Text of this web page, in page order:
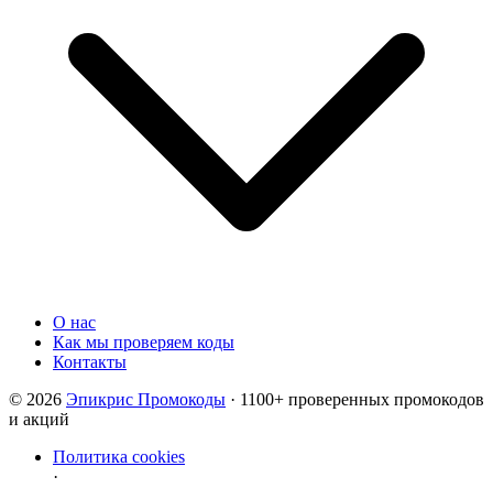
О нас
Как мы проверяем коды
Контакты
© 2026 Эпикрис Промокоды · 1100+ проверенных промокодов
и акций
Политика cookies
·